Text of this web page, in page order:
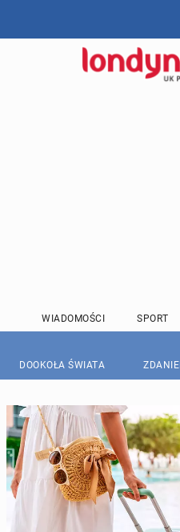
WIADOMOŚCI SPORT
DOOKOŁA ŚWIATA